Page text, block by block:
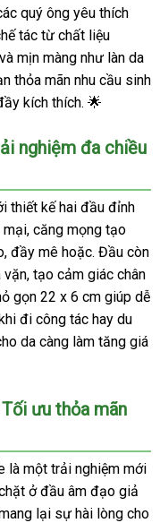
quý ông yêu thích
tác từ chất liệu
mịn màng như làn da
thỏa mãn nhu cầu sinh
kích thích. 🌟
nghiệm đa chiều
thiết kế hai đầu đỉnh
căng mọng tạo
đầy mê hoặc. Đầu còn
tạo cảm giác chân
gọn 22 x 6 cm giúp dễ
đi công tác hay du
da càng làm tăng giá
ưu thỏa mãn
là một trải nghiệm mới
ở đầu âm đạo giả
lại sự hài lòng cho